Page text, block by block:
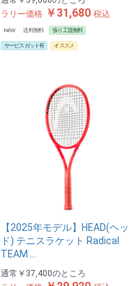
ラリー価格￥31,680 税込
NEW 送料無料 張り工賃無料
サービスガット有 オススメ
【2025年モデル】HEAD(ヘッ
ド) テニスラケット Radical
TEAM …
通常 ￥37,400のところ